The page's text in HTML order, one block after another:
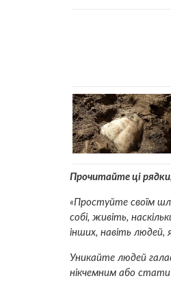
Прочитайте ці
«Простуйте своїм
собі, живіть,
інших, навіть людей,
Уникайте людей
нікчемним або